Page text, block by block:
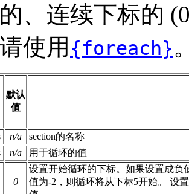
、连续下标的
使用 {foreach}
默认
值
n/a
section的名称
n/a 用于循环的值
0
设置开始循环的下标。如果设置成负
值为-2，则循环将从下标5开始。 设